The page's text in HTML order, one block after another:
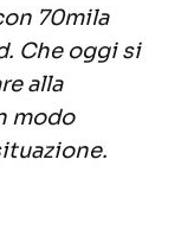
70mila
Che oggi si
alla
modo